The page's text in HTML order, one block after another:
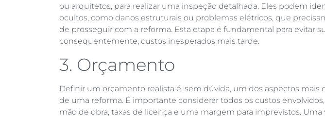
ou arquitetos, para realizar uma inspeção detalhada. Eles podem
ocultos, como danos estruturais ou problemas elétricos, que
de prosseguir com a reforma. Esta etapa é fundamental para evitar
consequentemente, custos inesperados mais tarde.
3. Orçamento
Definir um orçamento realista é, sem dúvida, um dos aspectos mais
de uma reforma. É importante considerar todos os custos
mão de obra, taxas de licença e uma margem para imprevistos.